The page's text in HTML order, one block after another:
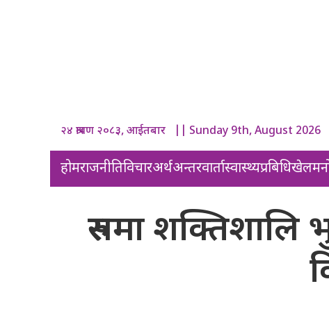
२४ श्रावण २०८३, आईतबार || Sunday 9th, August 2026
होमराजनीतिविचारअर्थअन्तरवार्तास्वास्थ्यप्रबिधिखेल
रुसमा शक्तिशालि